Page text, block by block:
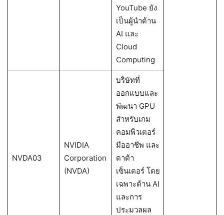
YouTube ยัง
เป็นผู้นำด้าน
AI และ
Cloud
Computing
NVDA03
NVIDIA
Corporation
(NVDA)
บริษัทที่
ออกแบบและ
พัฒนา GPU
สำหรับเกม
คอมพิวเตอร์
มืออาชีพ และ
ดาต้า
เซ็นเตอร์ โดย
เฉพาะด้าน AI
และการ
ประมวลผล